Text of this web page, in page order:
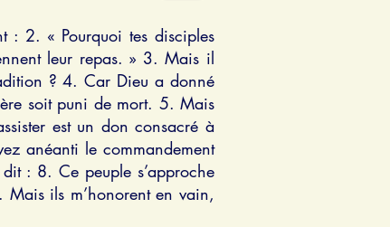
: 2. « Pourquoi tes disciples
leur repas. » 3. Mais il
? 4. Car Dieu a donné
soit puni de mort. 5. Mais
est un don consacré à
anéanti le commandement
: 8. Ce peuple s’approche
ils m’honorent en vain,